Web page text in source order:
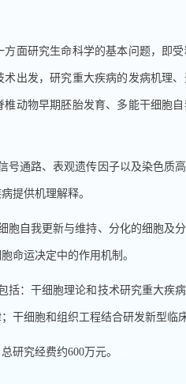
研究生命科学的基本问题，即受
出发，研究重大疾病的发病机理
动物早期胚胎发育、多能干细胞
通路、表观遗传因子以及染色质
提供机理解释。
自我更新与维持、分化的细胞及
命运决定中的作用机制。
：干细胞理论和技术研究重大疾病
干细胞和组织工程结合研发新型临
研究经费约600万元。